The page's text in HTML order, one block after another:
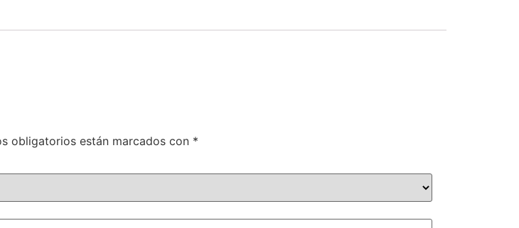
obligatorios están marcados con *